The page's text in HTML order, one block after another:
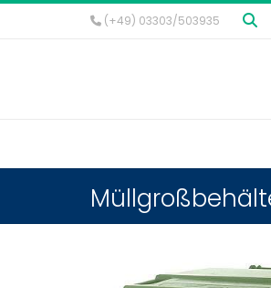
(+49) 03303/503935